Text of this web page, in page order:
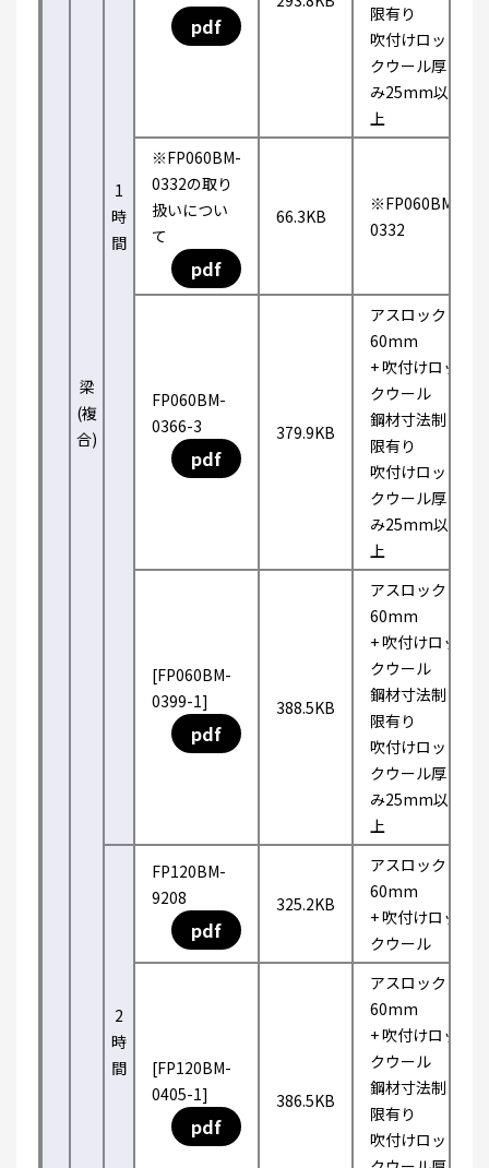
梁
(複
合)
1
時
間
pdf
限有り
吹付けロッ
クウール厚
み25mm以
上
※FP060BM-
0332の取り
扱いについ
て
pdf
66.3KB
※FP060BM-
0332
FP060BM-
0366-3
pdf
379.9KB
アスロック
60mm
+ 吹付けロッ
クウール
鋼材寸法制
限有り
吹付けロッ
クウール厚
み25mm以
上
[FP060BM-
0399-1]
pdf
388.5KB
アスロック
60mm
+ 吹付けロッ
クウール
鋼材寸法制
限有り
吹付けロッ
クウール厚
み25mm以
上
2
時
間
FP120BM-
9208
pdf
325.2KB
アスロック
60mm
+ 吹付けロッ
クウール
[FP120BM-
0405-1]
pdf
386.5KB
アスロック
60mm
+ 吹付けロッ
クウール
鋼材寸法制
限有り
吹付けロッ